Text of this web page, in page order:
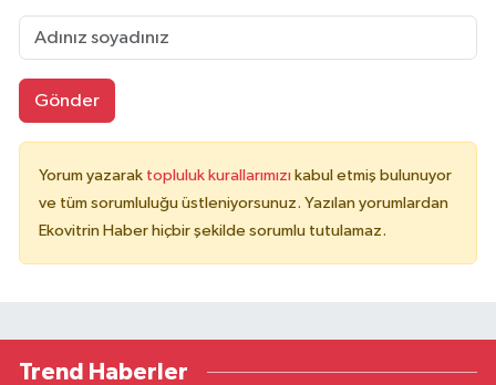
Gönder
Yorum yazarak topluluk kurallarımızı kabul etmiş bulunuyor
ve tüm sorumluluğu üstleniyorsunuz. Yazılan yorumlardan
Ekovitrin Haber hiçbir şekilde sorumlu tutulamaz.
Trend Haberler